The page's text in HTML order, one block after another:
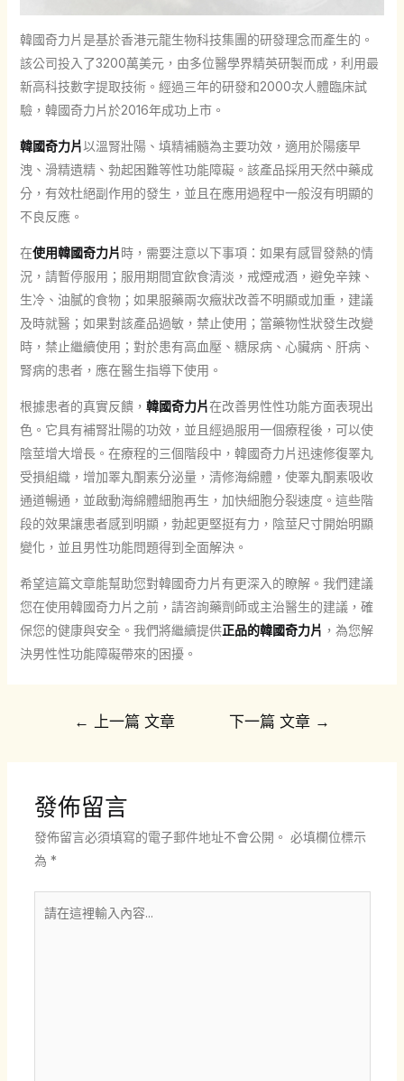
韓國奇力片是基於香港元龍生物科技集團的研發理念而產生的。
該公司投入了3200萬美元，由多位醫學界精英研製而成，利用最
新高科技數字提取技術。經過三年的研發和2000次人體臨床試
驗，韓國奇力片於2016年成功上市。
韓國奇力片以溫腎壯陽、填精補髓為主要功效，適用於陽痿早
洩、滑精遺精、勃起困難等性功能障礙。該產品採用天然中藥成
分，有效杜絕副作用的發生，並且在應用過程中一般沒有明顯的
不良反應。
在使用韓國奇力片時，需要注意以下事項：如果有感冒發熱的情
況，請暫停服用；服用期間宜飲食清淡，戒煙戒酒，避免辛辣、
生冷、油膩的食物；如果服藥兩次癥狀改善不明顯或加重，建議
及時就醫；如果對該產品過敏，禁止使用；當藥物性狀發生改變
時，禁止繼續使用；對於患有高血壓、糖尿病、心臟病、肝病、
腎病的患者，應在醫生指導下使用。
根據患者的真實反饋， 韓國奇力片在改善男性性功能方面表現出
色。它具有補腎壯陽的功效，並且經過服用一個療程後，可以使
陰莖增大增長。在療程的三個階段中，韓國奇力片迅速修復睪丸
受損組織，增加睪丸酮素分泌量，清修海綿體，使睪丸酮素吸收
通道暢通，並啟動海綿體細胞再生，加快細胞分裂速度。這些階
段的效果讓患者感到明顯，勃起更堅挺有力，陰莖尺寸開始明顯
變化，並且男性功能問題得到全面解決。
希望這篇文章能幫助您對韓國奇力片有更深入的瞭解。我們建議
您在使用韓國奇力片之前，請咨詢藥劑師或主治醫生的建議，確
保您的健康與安全。我們將繼續提供正品的韓國奇力片 ，為您解
決男性性功能障礙帶來的困擾。
← 上一篇 文章 下一篇 文章 →
發佈留言
發佈留言必須填寫的電子郵件地址不會公開。 必填欄位標示
為 *